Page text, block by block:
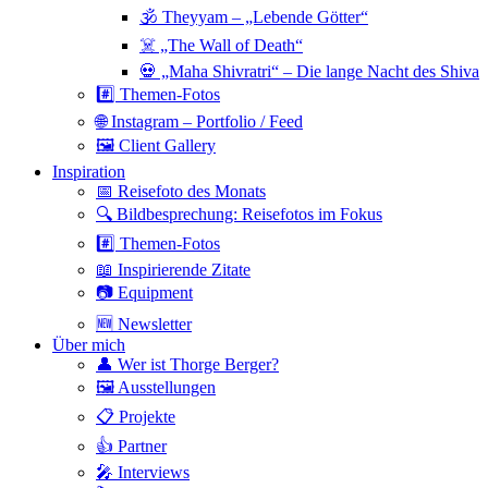
🕉 Theyyam – „Lebende Götter“
☠️ „The Wall of Death“
💀 „Maha Shivratri“ – Die lange Nacht des Shiva
#️⃣ Themen-Fotos
🌐 Instagram – Portfolio / Feed
🖼 Client Gallery
Inspiration
📅 Reisefoto des Monats
🔍 Bildbesprechung: Reisefotos im Fokus
#️⃣ Themen-Fotos
📖 Inspirierende Zitate
📷 Equipment
🆕 Newsletter
Über mich
👤 Wer ist Thorge Berger?
🖼 Ausstellungen
📋 Projekte
👍 Partner
🎤 Interviews